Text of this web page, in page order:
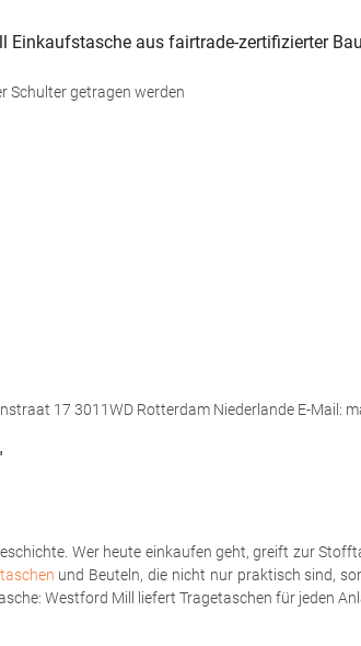
aus fairtrade-zertifizierter
Schulter getragen werden
17 3011WD Rotterdam Niederlande E-Mail:
Wer heute einkaufen geht, greift zur
und Beuteln, die nicht nur praktisch sind,
Westford Mill liefert Tragetaschen für jeden